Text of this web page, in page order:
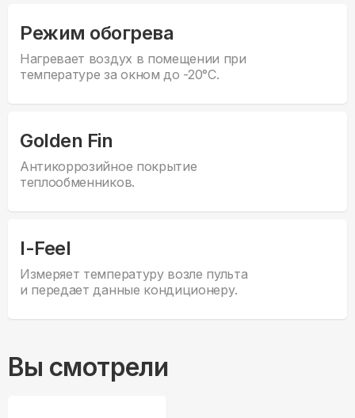
Режим обогрева
Нагревает воздух в помещении при
температуре за окном до -20°С.
Golden Fin
Антикоррозийное покрытие
теплообменников.
I-Feel
Измеряет температуру возле пульта
и передает данные кондиционеру.
Вы смотрели